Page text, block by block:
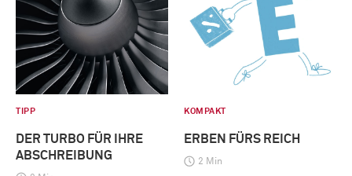
TIPP
DER TURBO FÜR IHRE
ABSCHREIBUNG
KOMPAKT
ERBEN FÜRS REICH
2 Min